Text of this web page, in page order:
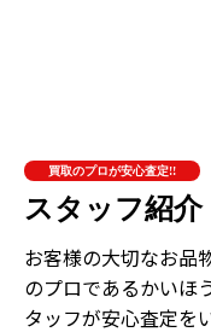
買取のプロが安心査定!!